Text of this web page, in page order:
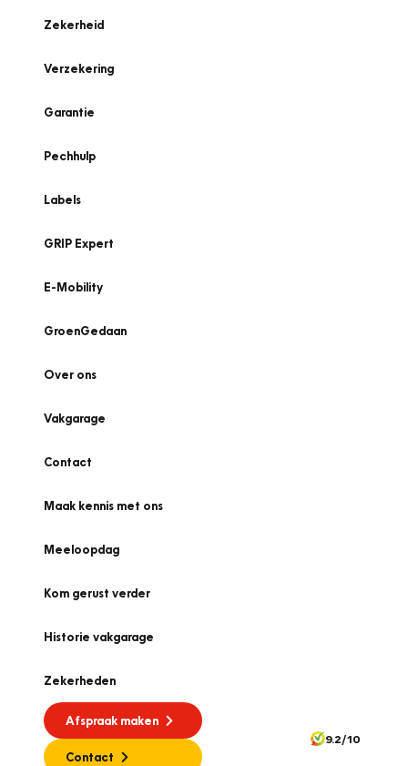
Zekerheid
Verzekering
Garantie
Pechhulp
Labels
GRIP Expert
E-Mobility
GroenGedaan
Over ons
Vakgarage
Contact
Maak kennis met ons
Meeloopdag
Kom gerust verder
Historie vakgarage
Zekerheden
Afspraak maken
Contact
9.2/10